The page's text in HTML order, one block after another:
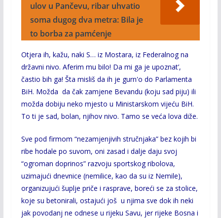
ulov u Pančevu, ribar uhvatio
soma dugog dva metra: Bila je
to borba za pamćenje
Otjera ih, kažu, naki S… iz Mostara, iz Federalnog na
državni nivo. Aferim mu bilo! Da mi ga je upoznat’,
častio bih ga! Šta misliš da ih je gurn'o do Parlamenta
BiH. Možda da čak zamjene Bevandu (koju sad piju) ili
možda dobiju neko mjesto u Ministarskom vijeću BiH.
To ti je sad, bolan, njihov nivo. Tamo se veća lova diže.
Sve pod firmom “nezamjenjivih stručnjaka” bez kojih bi
ribe hodale po suvom, oni zasad i dalje daju svoj
“ogroman doprinos” razvoju sportskog ribolova,
uzimajući dnevnice (nemilice, kao da su iz Nemile),
organizujući šuplje priče i rasprave, boreći se za stolice,
koje su betonirali, ostajući još u njima sve dok ih neki
jak povodanj ne odnese u rijeku Savu, jer rijeke Bosna i